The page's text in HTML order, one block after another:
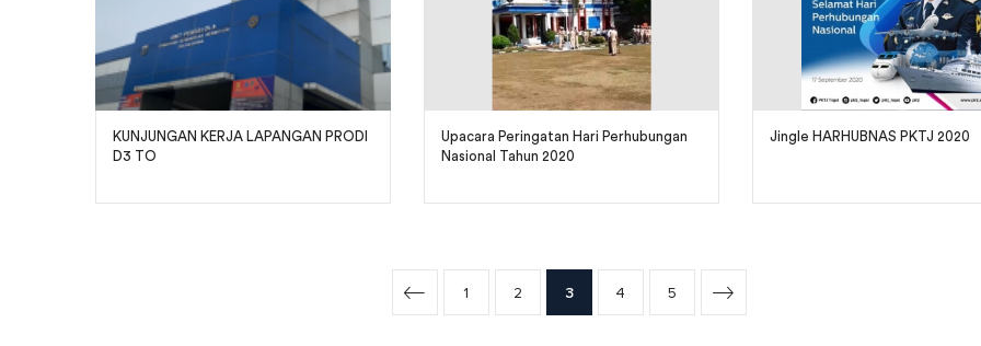
KUNJUNGAN KERJA LAPANGAN PRODI
D3 TO
Upacara Peringatan Hari Perhubungan
Nasional Tahun 2020
Jingle HARHUBNAS PKTJ 2020
1 2 3 4 5